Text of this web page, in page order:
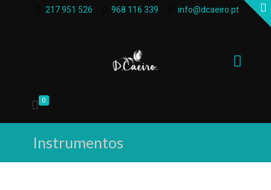
217 951 526 968 116 339 info@dcaeiro.pt
0
Instrumentos